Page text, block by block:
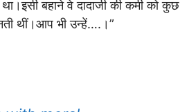
बहाने वे दादाजी की कमी को कुछ
थीं।आप भी उन्हें….।”